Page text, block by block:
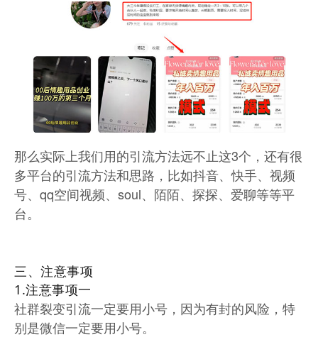
那么实际上我们用的引流方法远不止这3个，还有很
多平台的引流方法和思路，比如抖音、快手、视频
号、qq空间视频、soul、陌陌、探探、爱聊等等平
台。
三、注意事项
1.注意事项一
社群裂变引流一定要用小号，因为有封的风险，特
别是微信一定要用小号。